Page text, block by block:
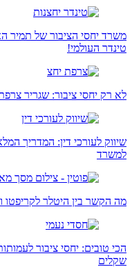
משרד יחסי הציבור של תמיר
טינדר העולמי!
לא רק יחסי ציבור: שגריר
שיווק לעורכי דין: המדריך
למשרד
מה הקשר בין היטלר לקריפטו
הכי טובים: יחסי ציבור
שקלים